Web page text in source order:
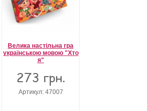
Велика настільна гра
українською мовою "Хто
я"
273 грн.
Артикул: 47007